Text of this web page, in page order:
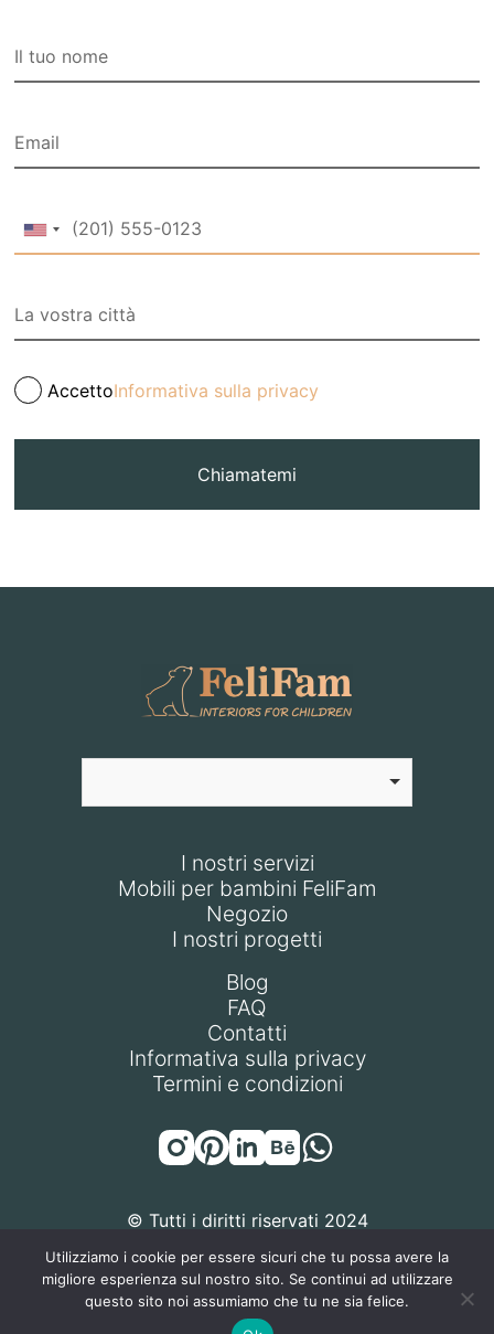
AccettoInformativa sulla privacy
Chiamatemi
I nostri servizi
Mobili per bambini FeliFam
Negozio
I nostri progetti
Blog
FAQ
Contatti
Informativa sulla privacy
Termini e condizioni
© Tutti i diritti riservati 2024
FELIFAM S.R.L. | P.IVA / Codice Fiscale: 14471270968 | Sede
Utilizziamo i cookie per essere sicuri che tu possa avere la
migliore esperienza sul nostro sito. Se continui ad utilizzare
questo sito noi assumiamo che tu ne sia felice.